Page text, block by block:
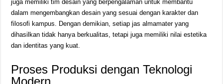
juga memiliki tim desain yang berpengalaman untuk membantu
dalam mengembangkan desain yang sesuai dengan karakter dan
filosofi kampus. Dengan demikian, setiap jas almamater yang
dihasilkan tidak hanya berkualitas, tetapi juga memiliki nilai estetika
dan identitas yang kuat.
Proses Produksi dengan Teknologi
Modern